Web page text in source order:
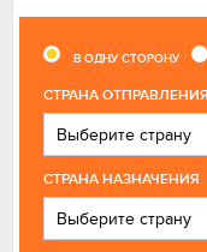
В ОДНУ СТОРОНУ
CТРАНА ОТПРАВЛЕНИЯ
СТРАНА НАЗНАЧЕНИЯ